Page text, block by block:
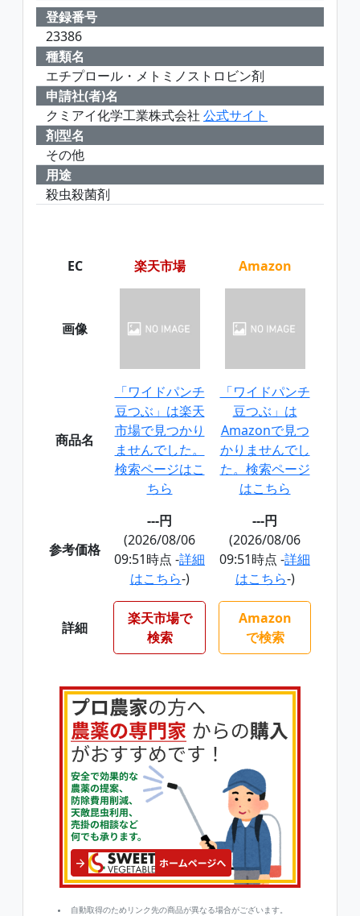
登録番号
23386
種類名
エチプロール・メトミノストロビン剤
申請社(者)名
クミアイ化学工業株式会社 公式サイト
剤型名
その他
用途
殺虫殺菌剤
EC 楽天市場 Amazon
画像
商品名
「ワイドパンチ
豆つぶ」は楽天
市場で見つかり
ませんでした。
検索ページはこ
ちら
「ワイドパンチ
豆つぶ」は
Amazonで見つ
かりませんでし
た。検索ページ
はこちら
参考価格
---円
(2026/08/06
09:51時点 -詳細
はこちら-)
---円
(2026/08/06
09:51時点 -詳細
はこちら-)
詳細
楽天市場で
検索
Amazon
で検索
自動取得のためリンク先の商品が異なる場合がございます。